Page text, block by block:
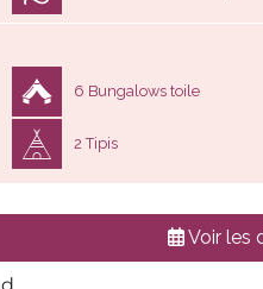
6 Bungalows toile
2 Tipis
Voir les